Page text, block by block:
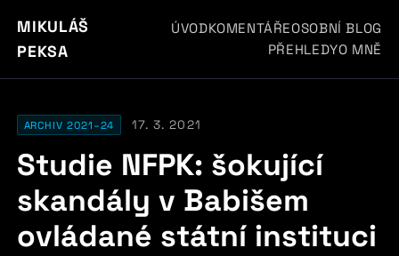
MIKULÁŠ
PEKSA
ÚVODKOMENTÁŘEOSOBNÍ BLOG
PŘEHLEDYO MNĚ
ARCHIV 2021–24 17. 3. 2021
Studie NFPK: šokující
skandály v Babišem
ovládané státní instituci